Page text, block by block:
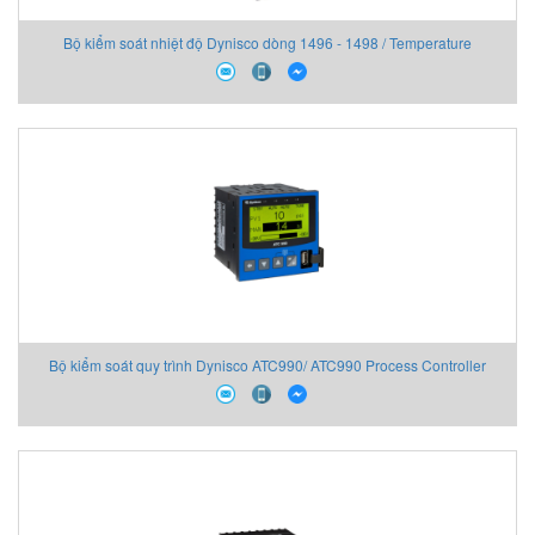
Bộ kiểm soát nhiệt độ Dynisco dòng 1496 - 1498 / Temperature
Controllers 1496 - 1498 series DYNISCO
Bộ kiểm soát quy trình Dynisco ATC990/ ATC990 Process Controller
DYNISCO